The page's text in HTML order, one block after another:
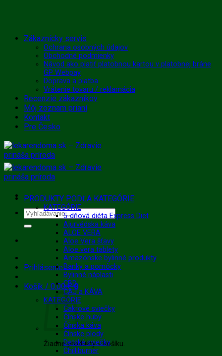
Skip
Zákaznícky servis
Ochrana osobných údajov
Obchodné podmienky
Návod ako platiť platobnou kartou v platobnej bráne
GP Webpay
Doprava a platba
Vrátenie tovaru / reklamácia
Recenzie zákazníkov
Môj zoznam prianí
Kontakt
Pre Česko
Hľadať:
Prihlásenie
Košík / 0.00€ 0
Žiadne produkty v košíku.
PRODUKTY PODĽA KATEGÓRIE
KATEGÓRIE
5-dňová diéta Express Diet
Ajurvédska káva
ALOE VERA
Aloe Vera šťavy
Aloe vera tablety
Amazónske bylinné produkty
Banky a pomôcky
Bylinné náplasti
CBD
ČAJ a KÁVA
KATEGÓRIE
Čakrové sviečky
Čínske huby
Čínska káva
Čínske plody
Detské sviečky
Chilliburner